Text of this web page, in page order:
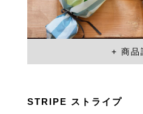
STRIPE ストライプ